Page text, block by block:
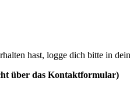
hast, logge dich bitte in
über das Kontaktformular)